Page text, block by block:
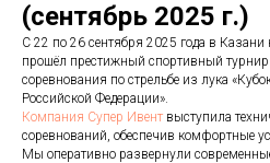
(сентябрь 2025 г.)
С 22 по 26 сентября 2025 года в Казани
прошёл престижный спортивный турнир
соревнования по стрельбе из лука
Российской Федерации».
Компания Супер Ивент выступила
соревнований, обеспечив комфортные
Мы оперативно развернули